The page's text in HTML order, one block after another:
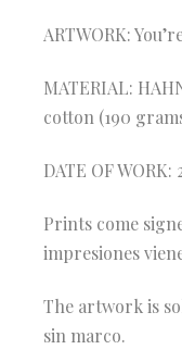
ARTWORK:
MATERIAL:
cotton (190
DATE OF WORK:
Prints come
impresiones
The artwork is
sin marco.